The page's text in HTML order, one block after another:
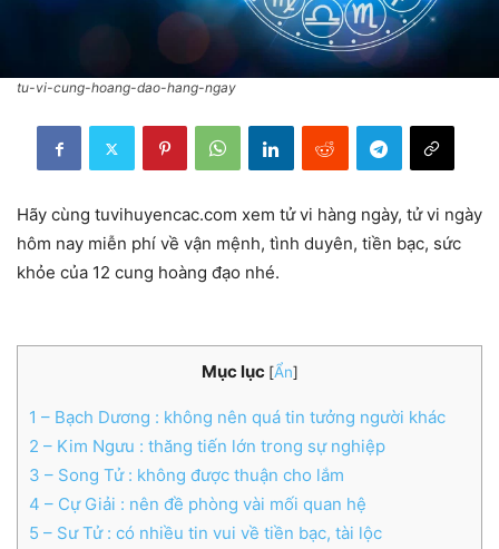
tu-vi-cung-hoang-dao-hang-ngay
Hãy cùng tuvihuyencac.com xem tử vi hàng ngày, tử vi ngày
hôm nay miễn phí về vận mệnh, tình duyên, tiền bạc, sức
khỏe của 12 cung hoàng đạo nhé.
Mục lục [Ẩn]
1 – Bạch Dương : không nên quá tin tưởng người khác
2 – Kim Ngưu : thăng tiến lớn trong sự nghiệp
3 – Song Tử : không được thuận cho lắm
4 – Cự Giải : nên đề phòng vài mối quan hệ
5 – Sư Tử : có nhiều tin vui về tiền bạc, tài lộc